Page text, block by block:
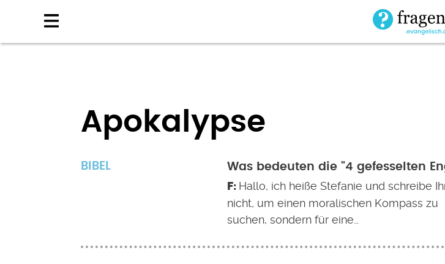
Apokalypse
BIBEL Was bedeuten die "4 gefesselten
Hallo, ich heiße Stefanie und schreibe
nicht, um einen moralischen Kompass zu
suchen, sondern für eine…